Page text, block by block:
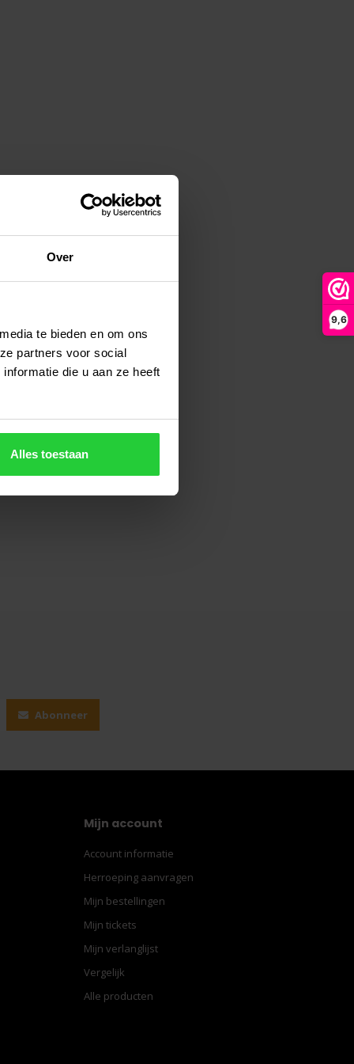
Over
te bieden en om ons
partners voor social
die u aan ze heeft
Alles toestaan
9,6
Abonneer
Mijn account
Account informatie
Herroeping aanvragen
Mijn bestellingen
Mijn tickets
Mijn verlanglijst
Vergelijk
Alle producten